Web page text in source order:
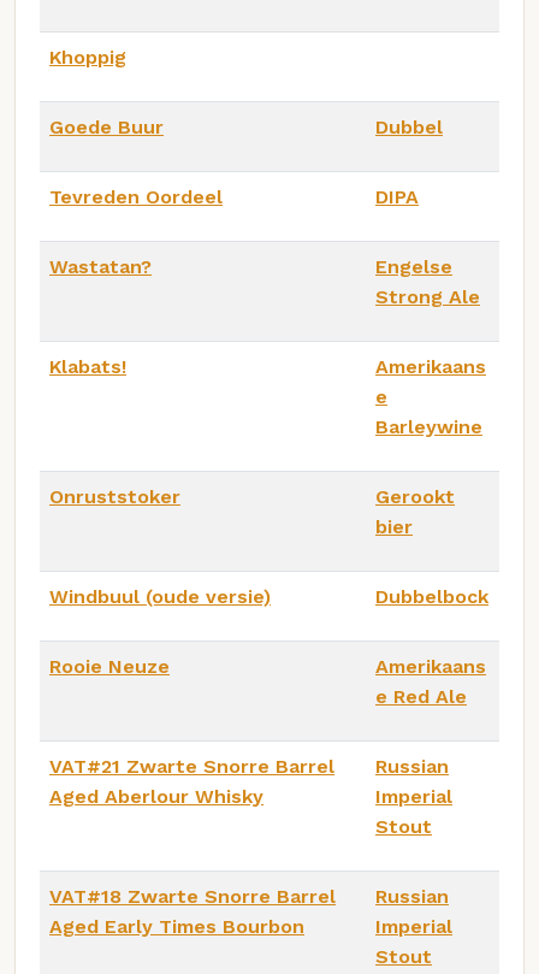
Khoppig
Goede Buur Dubbel
Tevreden Oordeel DIPA
Wastatan?
Engelse
Strong Ale
Klabats!
Amerikaans
e
Barleywine
Onruststoker
Gerookt
bier
Windbuul (oude versie) Dubbelbock
Rooie Neuze
Amerikaans
e Red Ale
VAT#21 Zwarte Snorre Barrel
Aged Aberlour Whisky
Russian
Imperial
Stout
VAT#18 Zwarte Snorre Barrel
Aged Early Times Bourbon
Russian
Imperial
Stout